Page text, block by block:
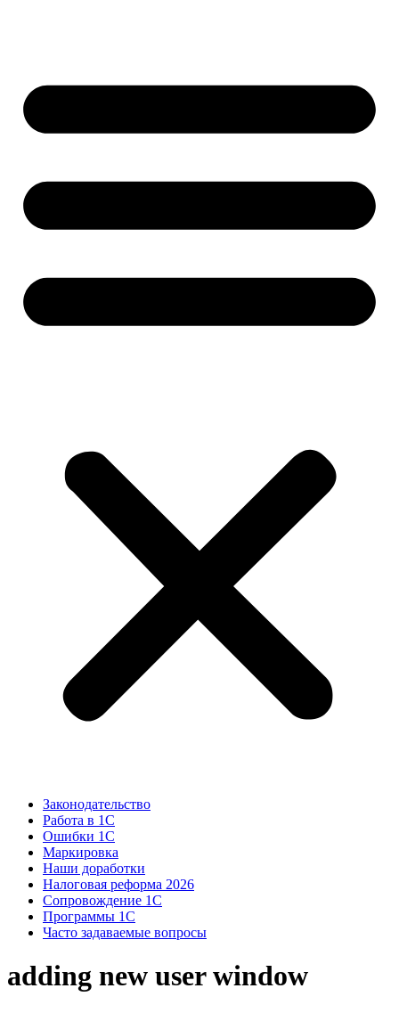
Законодательство
Работа в 1С
Ошибки 1С
Маркировка
Наши доработки
Налоговая реформа 2026
Сопровождение 1С
Программы 1С
Часто задаваемые вопросы
adding new user window